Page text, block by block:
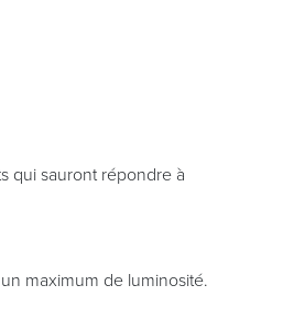
qui sauront répondre à
maximum de luminosité.